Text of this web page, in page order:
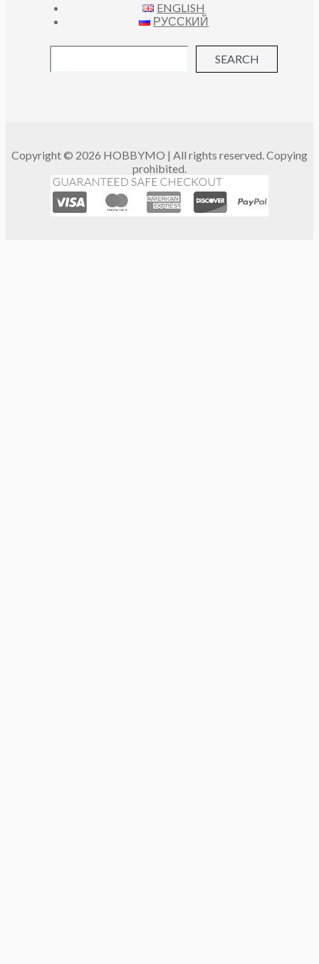
ENGLISH
РУССКИЙ
SEARCH
Copyright © 2026 HOBBYMO | All rights reserved. Copying
prohibited.